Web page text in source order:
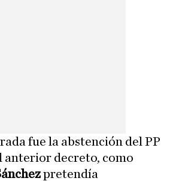
fue la abstención del PP
anterior decreto, como
pretendía